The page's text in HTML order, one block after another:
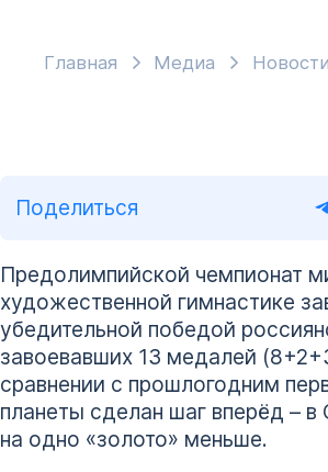
Главная Медиа Новости
Поделиться
Предолимпийской чемпионат
художественной гимнастике
убедительной победой
завоевавших 13 медалей
сравнении с прошлогодним
планеты сделан шаг вперёд –
на одно «золото» меньше.